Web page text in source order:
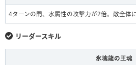
4ターンの間、水属性の攻撃力が2倍。敵全体
リーダースキル
氷塊龍の王魂